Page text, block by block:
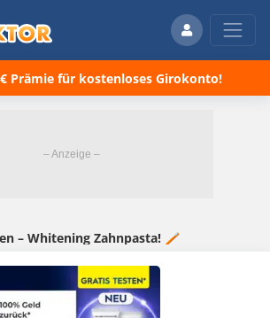
Prämie für kostenloses Girokonto!
– Whitening Zahnpasta! 🪥